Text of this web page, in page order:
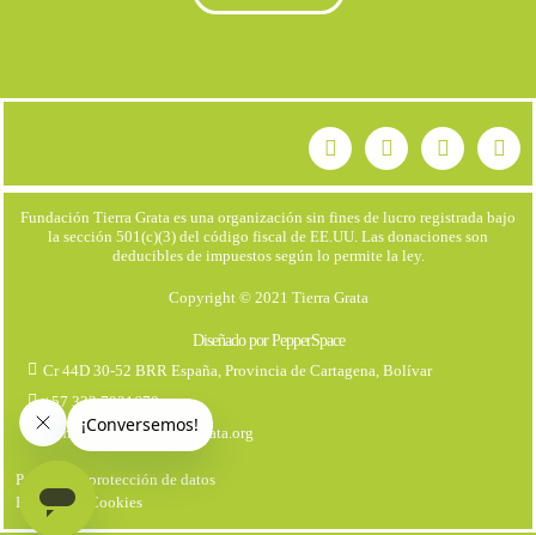
Fundación Tierra Grata es una organización sin fines de lucro registrada bajo
la sección 501(c)(3) del código fiscal de EE.UU. Las donaciones son
deducibles de impuestos según lo permite la ley.
Copyright © 2021 Tierra Grata
Diseñado por PepperSpace
Cr 44D 30-52 BRR España, Provincia de Cartagena, Bolívar
+57 323 7931670
comunicaciones@tierragrata.org
Política de protección de datos
Politica de Cookies